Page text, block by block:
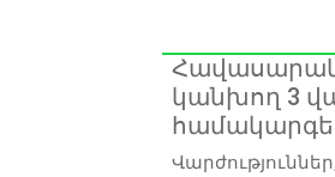
կանխող 3